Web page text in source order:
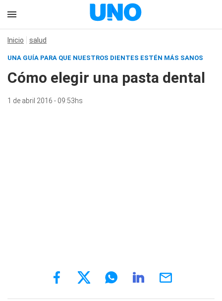
Inicio salud
UNA GUÍA PARA QUE NUESTROS DIENTES ESTÉN MÁS SANOS
Cómo elegir una pasta dental
1 de abril 2016 - 09:53hs